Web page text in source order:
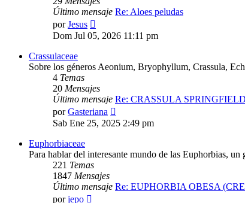
Último mensaje Re: Aloes peludas
porJesus
último
mensaje
Dom Jul 05, 2026 11:11 pm
Crassulaceae
Sobre los géneros Aeonium, Bryophyllum, Crassula,
4 Temas
20 Mensajes
Último mensaje Re: CRASSULA
porGasteriana
último
mensaje
Sab Ene 25, 2025 2:49 pm
Euphorbiaceae
Para hablar del interesante mundo de las Euphorbias,
221 Temas
1847 Mensajes
Último mensaje Re: EUPHORBIA OBESA
porjepo